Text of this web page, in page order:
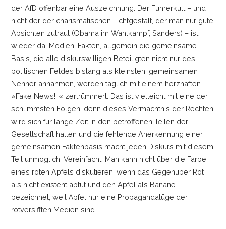
der AfD offenbar eine Auszeichnung. Der Führerkult –und
nicht der der charismatischen Lichtgestalt, der man nur gute
Absichten zutraut (Obama im Wahlkampf, Sanders) –ist
wieder da. Medien, Fakten, allgemein die gemeinsame
Basis, die alle diskurswilligen Beteiligten nicht nur des
politischen Feldes bislang als kleinsten, gemeinsamen
Nenner annahmen, werden täglich mit einem herzhaften
»Fake News!!!« zertrümmert. Das ist vielleicht mit eine der
schlimmsten Folgen, denn dieses Vermächtnis der Rechten
wird sich für lange Zeit in den betroffenen Teilen der
Gesellschaft halten und die fehlende Anerkennung einer
gemeinsamen Faktenbasis macht jeden Diskurs mit diesem
Teil unmöglich. Vereinfacht: Man kann nicht über die Farbe
eines roten Apfels diskutieren, wenn das Gegenüber Rot
als nicht existent abtut und den Apfel als Banane
bezeichnet, weil Äpfel nur eine Propagandalüge der
rotversifften Medien sind.